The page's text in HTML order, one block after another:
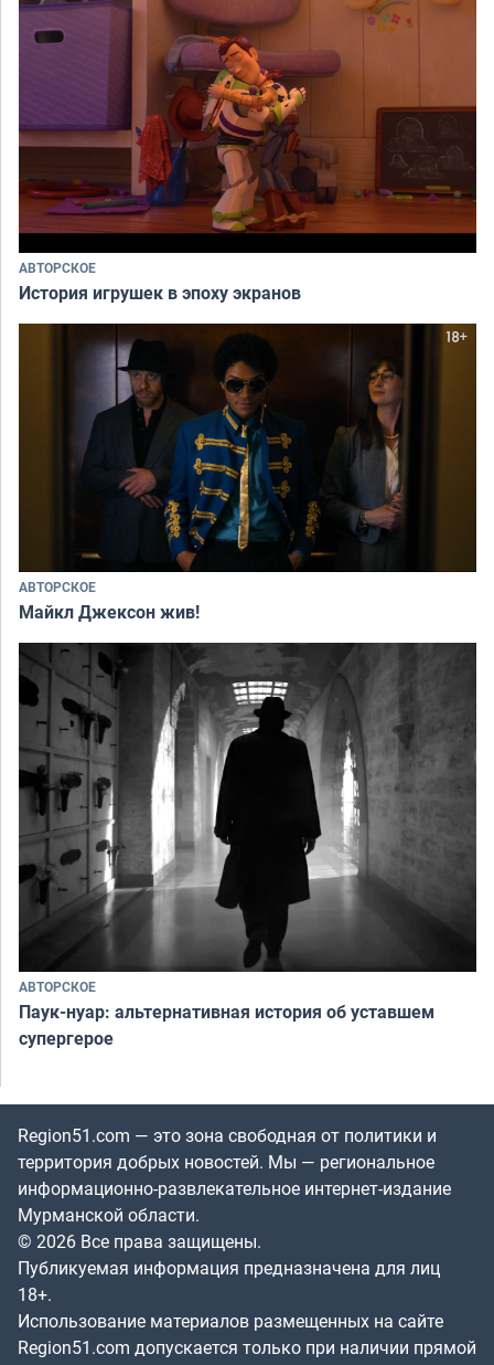
АВТОРСКОЕ
История игрушек в эпоху экранов
АВТОРСКОЕ
Майкл Джексон жив!
АВТОРСКОЕ
Паук-нуар: альтернативная история об уставшем
супергерое
Region51.com — это зона свободная от политики и
территория добрых новостей. Мы — региональное
информационно-развлекательное интернет-издание
Мурманской области.
© 2026 Все права защищены.
Публикуемая информация предназначена для лиц
18+.
Использование материалов размещенных на сайте
Region51.com допускается только при наличии прямой